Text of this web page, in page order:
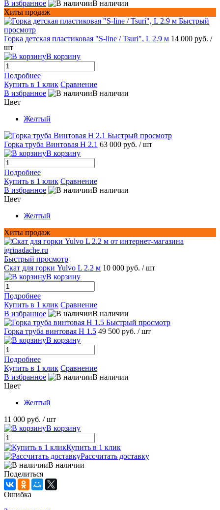
В избранное
В наличии
Хиты продаж
Быстрый
просмотр
Горка детская пластиковая "S-line / Tsuri", L 2.9 м 14 000 руб. /
шт
В корзину
Подробнее
Купить в 1 клик Сравнение
В избранное
В наличии
Цвет
Желтый
Быстрый просмотр
Горка труба Винтовая H 2.1 63 000 руб. / шт
В корзину
Подробнее
Купить в 1 клик Сравнение
В избранное
В наличии
Цвет
Желтый
Хиты продаж
Быстрый просмотр
Скат для горки Yulvo L 2.2 м 10 000 руб. / шт
В корзину
Подробнее
Купить в 1 клик Сравнение
В избранное
В наличии
Быстрый просмотр
Горка труба винтовая H 1.5 49 500 руб. / шт
В корзину
Подробнее
Купить в 1 клик Сравнение
В избранное
В наличии
Цвет
Желтый
11 000 руб. / шт
В корзину
Купить в 1 клик
Рассчитать доставку
В наличии
Поделиться
Ошибка